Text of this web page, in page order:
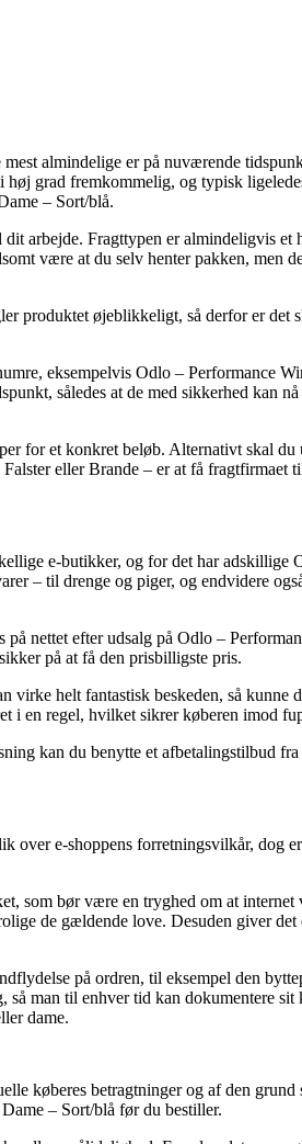
almindelige er på nuværende
høj grad fremkommelig, og typisk
– Sort/blå.
arbejde. Fragttypen er almindeligvis et
være at du selv henter pakken, men
produktet øjeblikkeligt, så derfor er det
eksempelvis Odlo – Performance
således at de med sikkerhed kan
for et konkret beløb. Alternativt skal du
eller Brande – er at få fragtfirmaet
e-butikker, og for det har adskillige
– til drenge og piger, og endvidere
nettet efter udsalg på Odlo –
på at få den prisbilligste pris.
helt fantastisk beskeden, så kunne
i en regel, hvilket sikrer køberen imod
kan du benytte et afbetalingstilbud
e-shoppens forretningsvilkår, dog
som bør være en tryghed om at internet
de gældende love. Desuden giver det
på ordren, til eksempel den
man til enhver tid kan dokumentere
dame.
køberes betragtninger og af den grund
– Sort/blå før du bestiller.